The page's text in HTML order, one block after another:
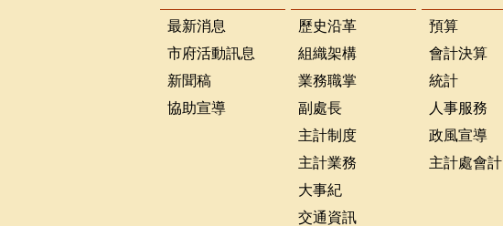
最新消息
市府活動訊息
新聞稿
協助宣導
歷史沿革
組織架構
業務職掌
副處長
主計制度
主計業務
大事紀
交通資訊
預算
會計決算
統計
人事服務
政風宣導
主計處會計